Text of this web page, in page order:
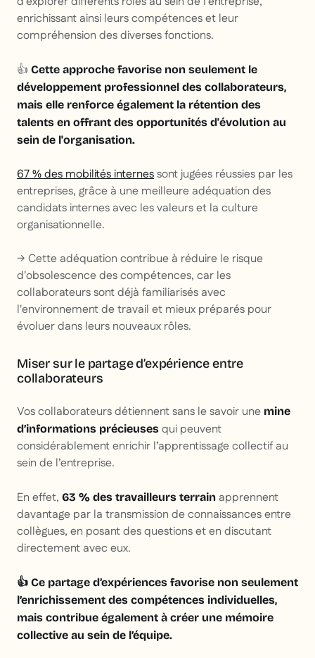
enrichissant ainsi leurs compétences et leur
compréhension des diverses fonctions.
👍 Cette approche favorise non seulement le
développement professionnel des collaborateurs,
mais elle renforce également la rétention des
talents en offrant des opportunités d'évolution au
sein de l'organisation.
67 % des mobilités internessont jugées réussies par les
entreprises, grâce à une meilleure adéquation des
candidats internes avec les valeurs et la culture
organisationnelle.
→ Cette adéquation contribue à réduire le risque
d'obsolescence des compétences, car les
collaborateurs sont déjà familiarisés avec
l'environnement de travail et mieux préparés pour
évoluer dans leurs nouveaux rôles.
Miser sur le partage d’expérience entre
collaborateurs
Vos collaborateurs détiennent sans le savoir une mine
d’informations précieuses qui peuvent
considérablement enrichir l’apprentissage collectif au
sein de l’entreprise.
En effet, 63 % des travailleurs terrain apprennent
davantage par la transmission de connaissances entre
collègues, en posant des questions et en discutant
directement avec eux.
👍 Ce partage d’expériences favorise non seulement
l’enrichissement des compétences individuelles,
mais contribue également à créer une mémoire
collective au sein de l’équipe.